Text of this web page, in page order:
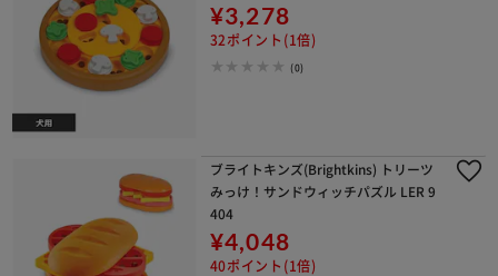
¥3,278
32ポイント(1倍)
(0)
ブライトキンズ(Brightkins) トリーツ
みっけ！サンドウィッチパズル LER 9
404
¥4,048
40ポイント(1倍)